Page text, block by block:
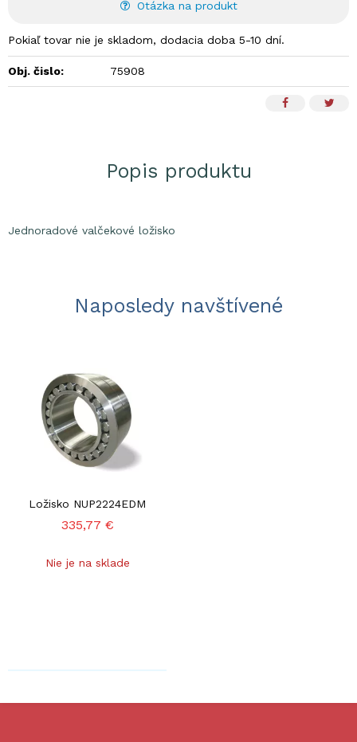
Otázka na produkt
Pokiaľ tovar nie je skladom, dodacia doba 5-10 dní.
Obj. čislo: 75908
Popis produktu
Jednoradové valčekové ložisko
Naposledy navštívené
Ložisko NUP2224EDM
335,77 €
Nie je na sklade